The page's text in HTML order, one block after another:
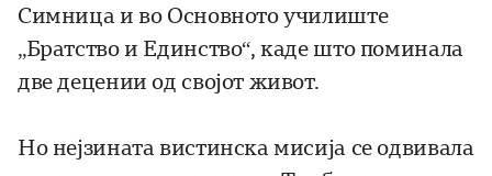
Симница и во Основното училиште
„Братство и Единство“, каде што поминала
две децении од својот живот.
Но нејзината вистинска мисија се одвивала